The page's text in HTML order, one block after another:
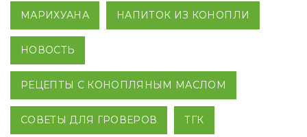
МАРИХУАНА НАПИТОК ИЗ КОНОПЛИ
НОВОСТЬ
РЕЦЕПТЫ С КОНОПЛЯНЫМ МАСЛОМ
СОВЕТЫ ДЛЯ ГРОВЕРОВ ТГК